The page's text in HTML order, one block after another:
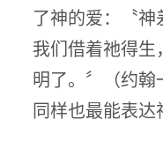
了神的爱：〝
我们借着祂得
明了。〞（约
同样也最能表达